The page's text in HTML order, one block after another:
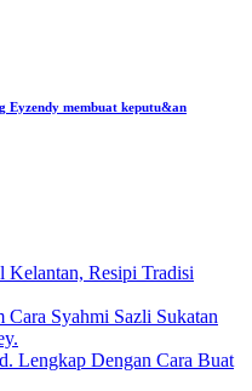
Eyzendy membuat keputu&an
Kelantan, Resipi Tradisi
Syahmi Sazli Sukatan
Lengkap Dengan Cara Buat